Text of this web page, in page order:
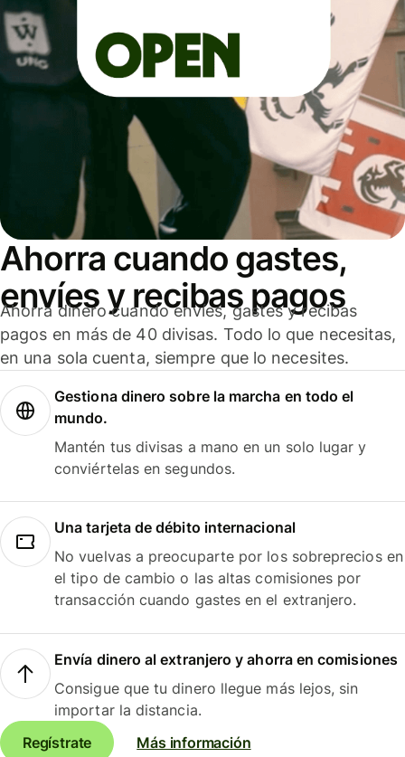
Ahorra cuando gastes,
envíes y recibas pagos
Ahorra dinero cuando envíes, gastes y recibas
pagos en más de 40 divisas. Todo lo que necesitas,
en una sola cuenta, siempre que lo necesites.
Gestiona dinero sobre la marcha en todo el
mundo.
Mantén tus divisas a mano en un solo lugar y
conviértelas en segundos.
Una tarjeta de débito internacional
No vuelvas a preocuparte por los sobreprecios en
el tipo de cambio o las altas comisiones por
transacción cuando gastes en el extranjero.
Envía dinero al extranjero y ahorra en comisiones
Consigue que tu dinero llegue más lejos, sin
importar la distancia.
Regístrate
Más información